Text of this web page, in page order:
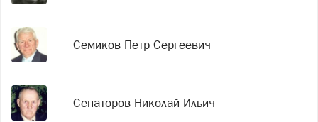
Семиков Петр Сергеевич
Сенаторов Николай Ильич